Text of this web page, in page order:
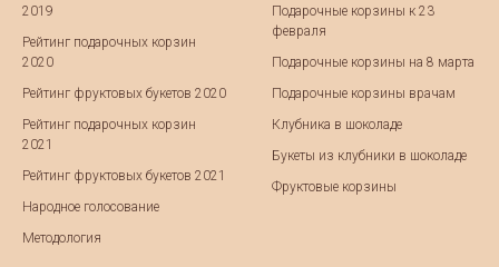
2019
Рейтинг подарочных корзин
2020
Рейтинг фруктовых букетов 2020
Рейтинг подарочных корзин
2021
Рейтинг фруктовых букетов 2021
Народное голосование
Методология
Подарочные корзины к 23
февраля
Подарочные корзины на 8 марта
Подарочные корзины врачам
Клубника в шоколаде
Букеты из клубники в шоколаде
Фруктовые корзины